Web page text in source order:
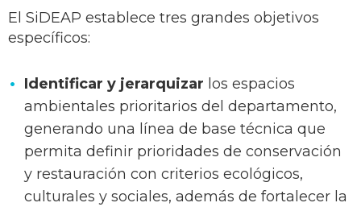
El SiDEAP establece tres grandes objetivos
específicos:
Identificar y jerarquizar los espacios
ambientales prioritarios del departamento,
generando una línea de base técnica que
permita definir prioridades de conservación
y restauración con criterios ecológicos,
culturales y sociales, además de fortalecer la